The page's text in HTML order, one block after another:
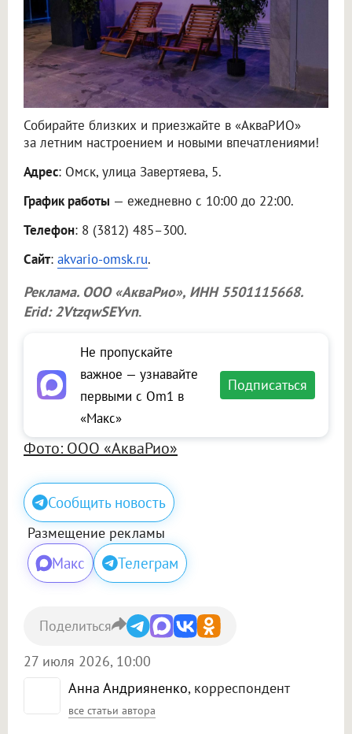
Собирайте близких и приезжайте в «АкваРИО»
за летним настроением и новыми впечатлениями!
Адрес: Омск, улица Завертяева, 5.
График работы — ежедневно с 10:00 до 22:00.
Телефон: 8 (3812) 485–300.
Сайт: akvario-omsk.ru.
Реклама. ООО «АкваРио», ИНН 5501115668.
Erid: 2VtzqwSEYvn.
Не пропускайте
важное — узнавайте
первыми с Om1 в
«Макс»
Подписаться
Фото: ООО «АкваРио»
Сообщить новость
Размещение рекламы
Макс Телеграм
Анна Андрияненко, корреспондент
все статьи автора
27 июля 2026, 10:00
Поделиться